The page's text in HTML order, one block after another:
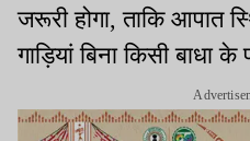
जरूरी होगा, ताकि आपात
गाड़ियां बिना किसी बाधा